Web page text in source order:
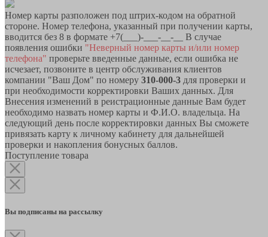
Номер карты разположен под штрих-кодом на обратной
стороне. Номер телефона, указанный при получении карты,
вводится без 8 в формате +7(___)-___-__-__ В случае
появления ошибки "Неверный номер карты и/или номер
телефона" проверьте введенные данные, если ошибка не
исчезает, позвоните в центр обслуживания клиентов
компании "Ваш Дом" по номеру 310-000-3 для проверки и
при необходимости корректировки Ваших данных. Для
Внесения изменений в реистрационные данные Вам будет
необходимо назвать номер карты и Ф.И.О. владельца. На
следующий день после корректировки данных Вы сможете
привязать карту к личному кабинету для дальнейшей
проверки и накопления бонусных баллов.
Поступление товара
Вы подписаны на рассылку